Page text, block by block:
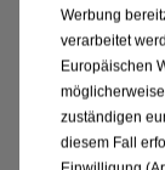
Werbung
verarbeitet
Europäischen
zuständigen
diesem Fall